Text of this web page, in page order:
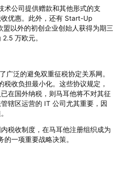
术公司提供赠款和其他形式的支
优惠。此外，还有 Start-Up
以外的初创企业创始人获得为期三
万欧元。
广泛的避免双重征税协定关系网。
收负担最小化。这些协议规定，
在国外纳税，则马耳他将不对其征
辖区运营的 IT 公司尤其重要，因
税收制度，在马耳他注册组织成为
一项重要战略决策。